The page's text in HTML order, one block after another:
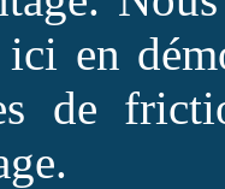
en
de